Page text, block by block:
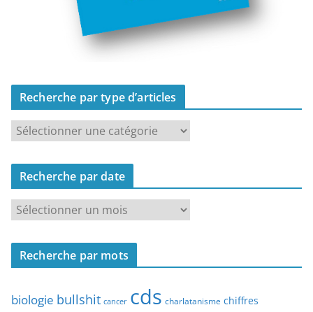
Recherche par type d’articles
c
e
e
a
Recherche par date
c
r
Recherche par mots
biologie bullshit cancer cds charlatanisme chiffres